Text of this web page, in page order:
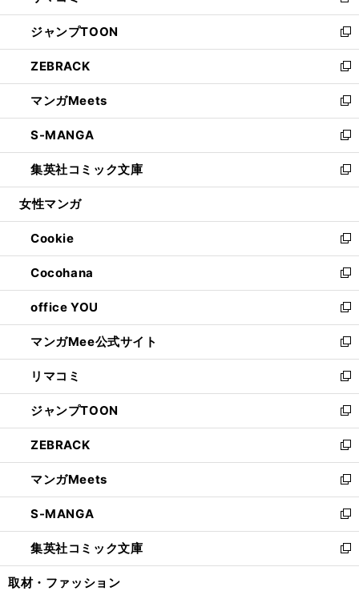
開
く
ウ
で
開
く
ン
ド
ウ
で
開
く
ウ
ィ
ン
ド
ウ
で
開
く
し
い
ウ
ィ
ン
ド
ウ
で
開
く
ジャンプTOON
新
し
い
ウ
ィ
ン
ド
ウ
で
開
ZEBRACK
新
し
い
ウ
ィ
ン
ド
ウ
開
く
マンガMeets
新
し
い
ウ
ィ
ン
ウ
で
開
く
S-MANGA
新
し
い
ウ
ン
ド
ウ
で
開
く
集英社コミック文庫
新
し
ウ
ィ
ン
ド
ウ
で
開
く
女性マンガ
Cookie
新
し
い
ウ
ィ
ン
ド
ウ
で
開
く
Cocohana
新
し
い
ウ
ィ
ン
ド
ウ
で
開
く
office YOU
新
し
い
ウ
ィ
ン
ド
ウ
で
開
く
マンガMee公式サイト
新
し
い
ウ
ィ
ン
ド
ウ
で
開
く
リマコミ
新
し
い
ウ
ィ
ン
ド
ウ
で
開
く
ジャンプTOON
新
し
い
ウ
ィ
ン
ド
ウ
で
開
ZEBRACK
新
し
い
ウ
ィ
ン
ド
ウ
マンガMeets
新
し
い
ウ
ィ
ン
S-MANGA
新
し
い
ウ
集英社コミック文庫
新
し
取材・ファッション